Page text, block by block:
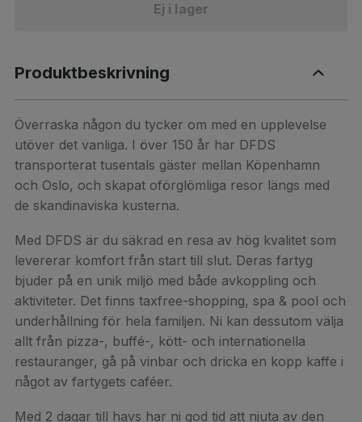
Ej i lager
Produktbeskrivning
Överraska någon du tycker om med en upplevelse
utöver det vanliga. I över 150 år har DFDS
transporterat tusentals gäster mellan Köpenhamn
och Oslo, och skapat oförglömliga resor längs med
de skandinaviska kusterna.
Med DFDS är du säkrad en resa av hög kvalitet som
levererar komfort från start till slut. Deras fartyg
bjuder på en unik miljö med både avkoppling och
aktiviteter. Det finns taxfree-shopping, spa & pool och
underhållning för hela familjen. Ni kan dessutom välja
allt från pizza-, buffé-, kött- och internationella
restauranger, gå på vinbar och dricka en kopp kaffe i
något av fartygets caféer.
Med 2 dagar till havs har ni god tid att njuta av den